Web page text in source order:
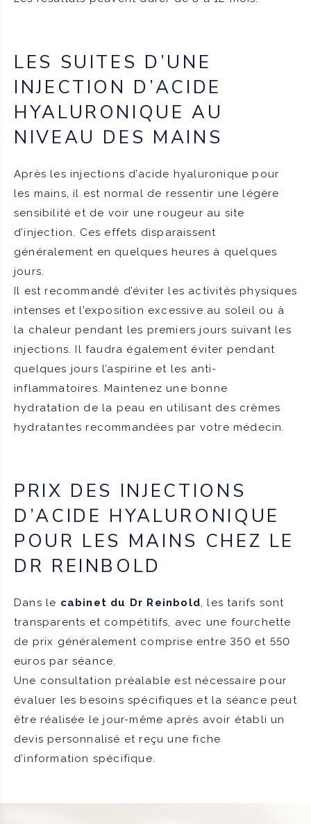
LES SUITES D’UNE
INJECTION D’ACIDE
HYALURONIQUE AU
NIVEAU DES MAINS
Après les injections d’acide hyaluronique pour
les mains, il est normal de ressentir une légère
sensibilité et de voir une rougeur au site
d’injection. Ces effets disparaissent
généralement en quelques heures à quelques
jours.
Il est recommandé d’éviter les activités physiques
intenses et l’exposition excessive au soleil ou à
la chaleur pendant les premiers jours suivant les
injections. Il faudra également éviter pendant
quelques jours l’aspirine et les anti-
inflammatoires. Maintenez une bonne
hydratation de la peau en utilisant des crèmes
hydratantes recommandées par votre médecin.
PRIX DES INJECTIONS
D’ACIDE HYALURONIQUE
POUR LES MAINS CHEZ LE
DR REINBOLD
Dans le cabinet du Dr Reinbold, les tarifs sont
transparents et compétitifs, avec une fourchette
de prix généralement comprise entre 350 et 550
euros par séance.
Une consultation préalable est nécessaire pour
évaluer les besoins spécifiques et la séance peut
être réalisée le jour-même après avoir établi un
devis personnalisé et reçu une fiche
d’information spécifique.